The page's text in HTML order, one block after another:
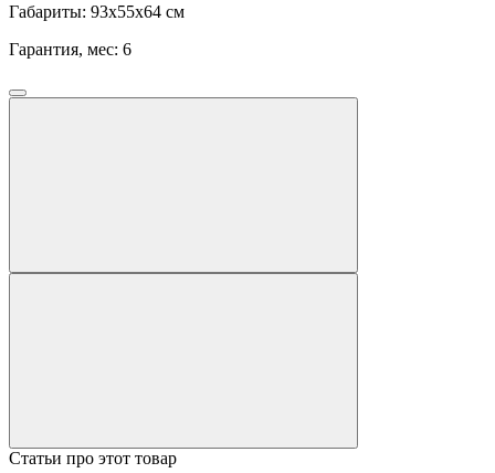
Габариты: 93x55x64 см
Гарантия, мес: 6
Статьи про этот товар